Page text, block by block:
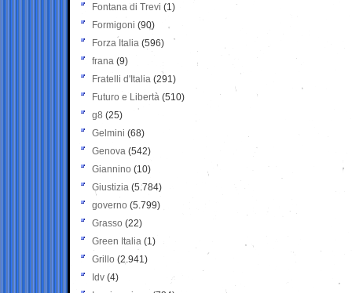
Fontana di Trevi (1)
Formigoni (90)
Forza Italia (596)
frana (9)
Fratelli d'Italia (291)
Futuro e Libertà (510)
g8 (25)
Gelmini (68)
Genova (542)
Giannino (10)
Giustizia (5.784)
governo (5.799)
Grasso (22)
Green Italia (1)
Grillo (2.941)
Idv (4)